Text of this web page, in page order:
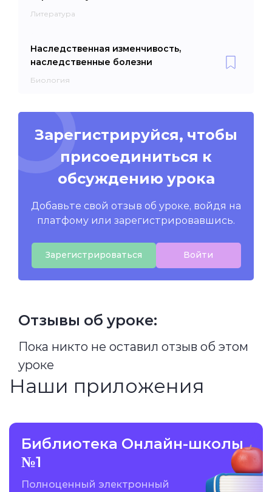
Литература
Наследственная изменчивость,
наследственные болезни
Биология
Зарегистрируйся, чтобы
присоединиться к
обсуждению урока
Добавьте свой отзыв об уроке, войдя на
платфому или зарегистрировавшись.
Зарегистрироваться Войти
Отзывы об уроке:
Пока никто не оставил отзыв об этом
уроке
Наши приложения
Библиотека Онлайн-школы
№1
Полноценный электронный